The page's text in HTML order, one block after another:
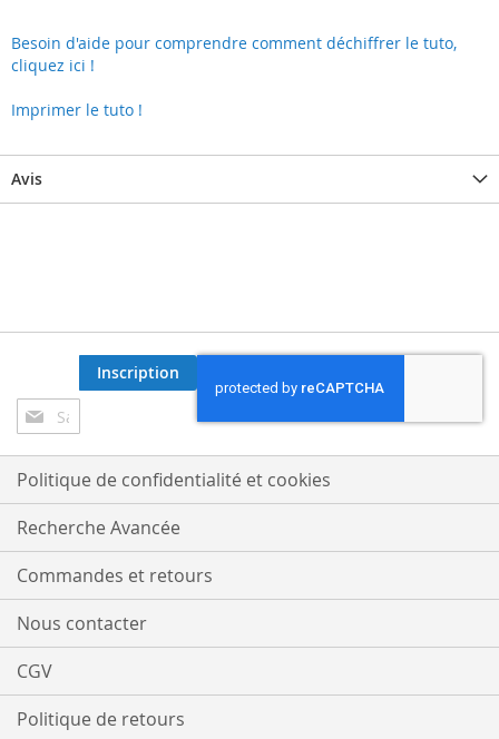
Besoin d'aide pour comprendre comment déchiffrer le tuto,
cliquez ici !
Imprimer le tuto !
Avis
Inscription
à
notre
lettre
d’information
:
Inscription
Politique de confidentialité et cookies
Recherche Avancée
Commandes et retours
Nous contacter
CGV
Politique de retours